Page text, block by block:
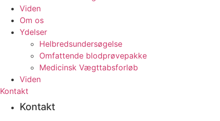
Viden
Om os
Ydelser
Helbredsundersøgelse
Omfattende blodprøvepakke
Medicinsk Vægttabsforløb
Viden
Kontakt
Kontakt